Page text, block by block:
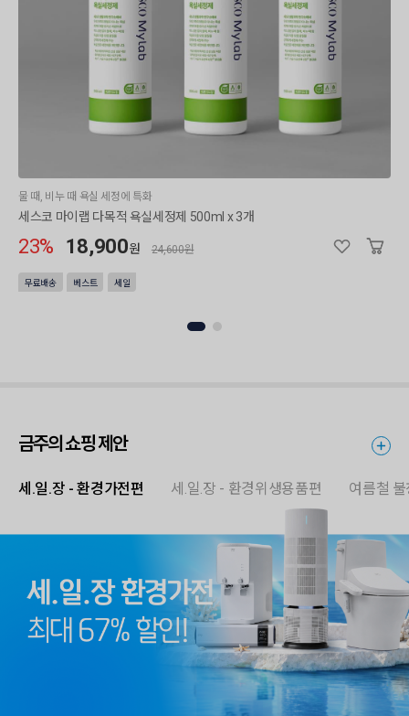
물 때, 비누 때 욕실 세정에 특화
세스코 마이랩 다목적 욕실세정제 500ml x 3개
23% 18,900원 24,600원
무료배송 베스트 세일
금주의 쇼핑 제안
세.일.장 - 환경가전편 세.일.장 - 환경위생용품편 여름철 불